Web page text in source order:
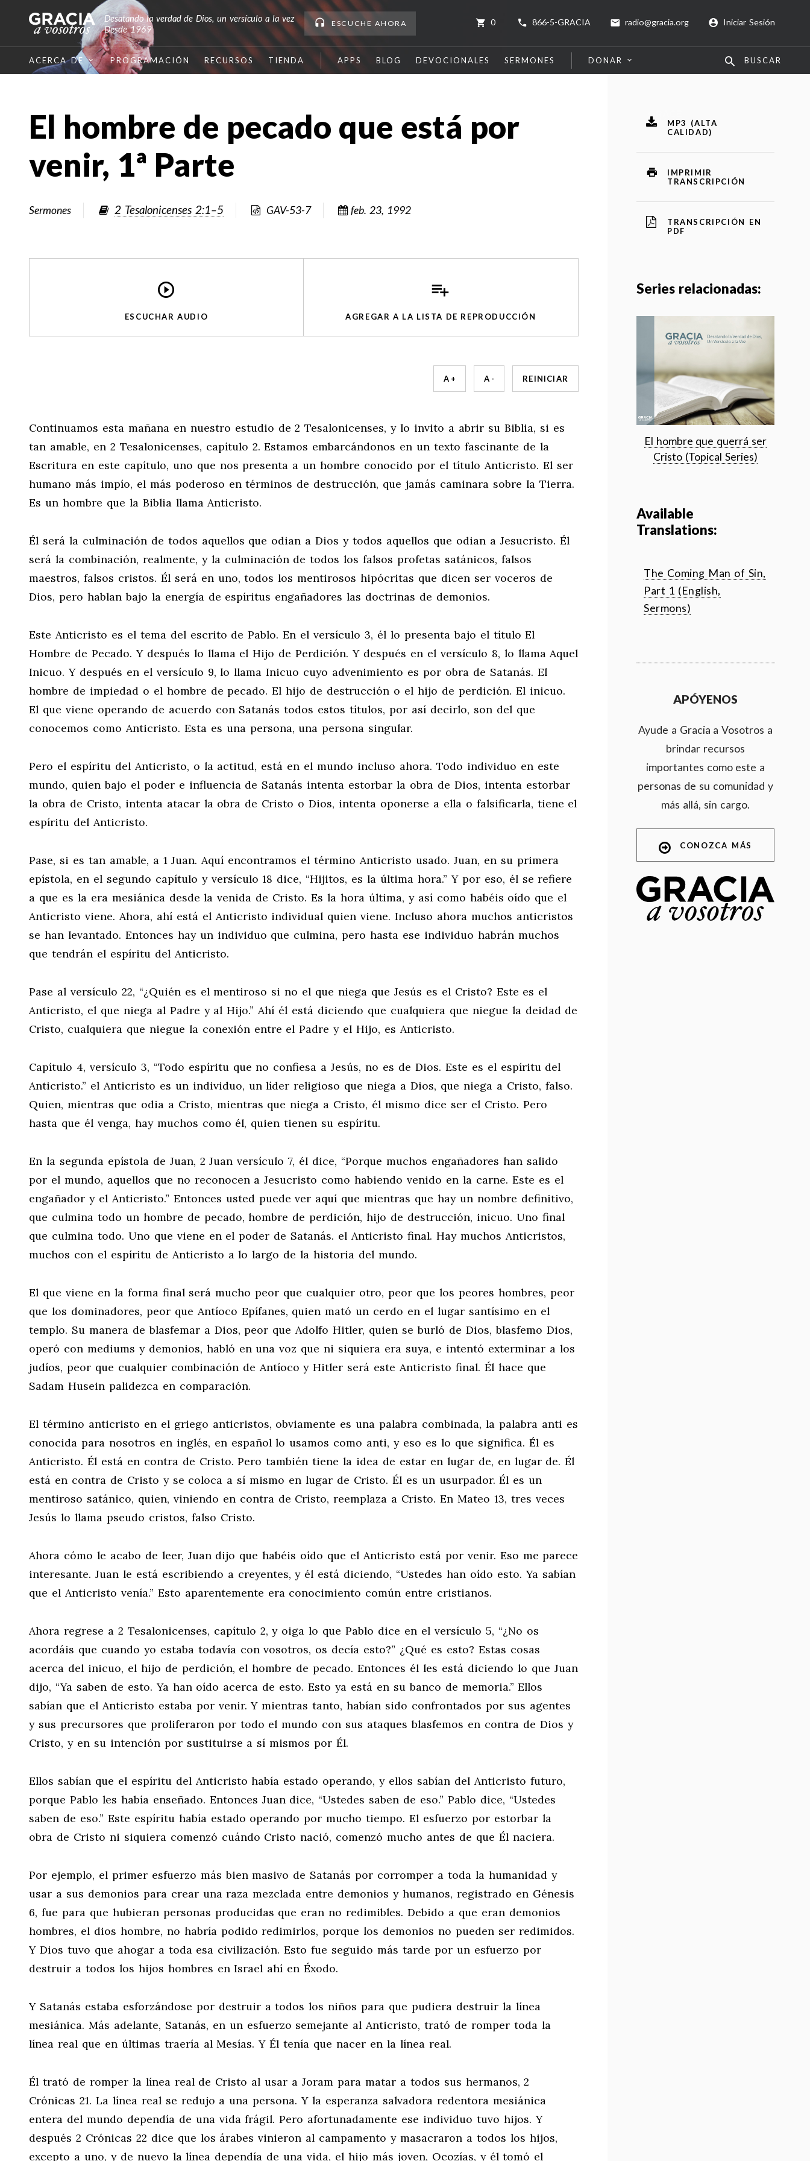
Desatando la verdad de Dios, un versículo a la vez
Desde 1969
ESCUCHE AHORA 866-5-GRACIA radio@gracia.org Iniciar Sesión
0
ACERCA DE PROGRAMACIÓN RECURSOS TIENDA APPS BLOG DEVOCIONALES SERMONES DONAR BUSCAR
El hombre de pecado que está por
venir, 1ª Parte
Sermones 2 Tesalonicenses 2:1–5 GAV-53-7 feb. 23, 1992
ESCUCHAR AUDIO AGREGAR A LA LISTA DE REPRODUCCIÓN
A + A - REINICIAR
Continuamos esta mañana en nuestro estudio de 2 Tesalonicenses, y lo invito a abrir su Biblia, si es
tan amable, en 2 Tesalonicenses, capítulo 2. Estamos embarcándonos en un texto fascinante de la
Escritura en este capítulo, uno que nos presenta a un hombre conocido por el título Anticristo. El ser
humano más impío, el más poderoso en términos de destrucción, que jamás caminara sobre la Tierra.
Es un hombre que la Biblia llama Anticristo.
Él será la culminación de todos aquellos que odian a Dios y todos aquellos que odian a Jesucristo. Él
será la combinación, realmente, y la culminación de todos los falsos profetas satánicos, falsos
maestros, falsos cristos. Él será en uno, todos los mentirosos hipócritas que dicen ser voceros de
Dios, pero hablan bajo la energía de espíritus engañadores las doctrinas de demonios.
Este Anticristo es el tema del escrito de Pablo. En el versículo 3, él lo presenta bajo el título El
Hombre de Pecado. Y después lo llama el Hijo de Perdición. Y después en el versículo 8, lo llama Aquel
Inicuo. Y después en el versículo 9, lo llama Inicuo cuyo advenimiento es por obra de Satanás. El
hombre de impiedad o el hombre de pecado. El hijo de destrucción o el hijo de perdición. El inicuo.
El que viene operando de acuerdo con Satanás todos estos títulos, por así decirlo, son del que
conocemos como Anticristo. Esta es una persona, una persona singular.
Pero el espíritu del Anticristo, o la actitud, está en el mundo incluso ahora. Todo individuo en este
mundo, quien bajo el poder e influencia de Satanás intenta estorbar la obra de Dios, intenta estorbar
la obra de Cristo, intenta atacar la obra de Cristo o Dios, intenta oponerse a ella o falsificarla, tiene el
espíritu del Anticristo.
Pase, si es tan amable, a 1 Juan. Aquí encontramos el término Anticristo usado. Juan, en su primera
epístola, en el segundo capítulo y versículo 18 dice, “Hijitos, es la última hora.” Y por eso, él se refiere
a que es la era mesiánica desde la venida de Cristo. Es la hora última, y así como habéis oído que el
Anticristo viene. Ahora, ahí está el Anticristo individual quien viene. Incluso ahora muchos anticristos
se han levantado. Entonces hay un individuo que culmina, pero hasta ese individuo habrán muchos
que tendrán el espíritu del Anticristo.
Pase al versículo 22, “¿Quién es el mentiroso si no el que niega que Jesús es el Cristo? Este es el
Anticristo, el que niega al Padre y al Hijo.” Ahí él está diciendo que cualquiera que niegue la deidad de
Cristo, cualquiera que niegue la conexión entre el Padre y el Hijo, es Anticristo.
Capítulo 4, versículo 3, “Todo espíritu que no confiesa a Jesús, no es de Dios. Este es el espíritu del
Anticristo.” el Anticristo es un individuo, un líder religioso que niega a Dios, que niega a Cristo, falso.
Quien, mientras que odia a Cristo, mientras que niega a Cristo, él mismo dice ser el Cristo. Pero
hasta que él venga, hay muchos como él, quien tienen su espíritu.
En la segunda epístola de Juan, 2 Juan versículo 7, él dice, “Porque muchos engañadores han salido
por el mundo, aquellos que no reconocen a Jesucristo como habiendo venido en la carne. Este es el
engañador y el Anticristo.” Entonces usted puede ver aquí que mientras que hay un nombre definitivo,
que culmina todo un hombre de pecado, hombre de perdición, hijo de destrucción, inicuo. Uno final
que culmina todo. Uno que viene en el poder de Satanás. el Anticristo final. Hay muchos Anticristos,
muchos con el espíritu de Anticristo a lo largo de la historia del mundo.
El que viene en la forma final será mucho peor que cualquier otro, peor que los peores hombres, peor
que los dominadores, peor que Antíoco Epífanes, quien mató un cerdo en el lugar santísimo en el
templo. Su manera de blasfemar a Dios, peor que Adolfo Hitler, quien se burló de Dios, blasfemo Dios,
operó con mediums y demonios, habló en una voz que ni siquiera era suya, e intentó exterminar a los
judíos, peor que cualquier combinación de Antíoco y Hitler será este Anticristo final. Él hace que
Sadam Husein palidezca en comparación.
El término anticristo en el griego anticristos, obviamente es una palabra combinada, la palabra anti es
conocida para nosotros en inglés, en español lo usamos como anti, y eso es lo que significa. Él es
Anticristo. Él está en contra de Cristo. Pero también tiene la idea de estar en lugar de, en lugar de. Él
está en contra de Cristo y se coloca a sí mismo en lugar de Cristo. Él es un usurpador. Él es un
mentiroso satánico, quien, viniendo en contra de Cristo, reemplaza a Cristo. En Mateo 13, tres veces
Jesús lo llama pseudo cristos, falso Cristo.
Ahora cómo le acabo de leer, Juan dijo que habéis oído que el Anticristo está por venir. Eso me parece
interesante. Juan le está escribiendo a creyentes, y él está diciendo, “Ustedes han oído esto. Ya sabían
que el Anticristo venía.” Esto aparentemente era conocimiento común entre cristianos.
Ahora regrese a 2 Tesalonicenses, capítulo 2, y oiga lo que Pablo dice en el versículo 5, “¿No os
acordáis que cuando yo estaba todavía con vosotros, os decía esto?” ¿Qué es esto? Estas cosas
acerca del inicuo, el hijo de perdición, el hombre de pecado. Entonces él les está diciendo lo que Juan
dijo, “Ya saben de esto. Ya han oído acerca de esto. Esto ya está en su banco de memoria.” Ellos
sabían que el Anticristo estaba por venir. Y mientras tanto, habían sido confrontados por sus agentes
y sus precursores que proliferaron por todo el mundo con sus ataques blasfemos en contra de Dios y
Cristo, y en su intención por sustituirse a sí mismos por Él.
Ellos sabían que el espíritu del Anticristo había estado operando, y ellos sabían del Anticristo futuro,
porque Pablo les había enseñado. Entonces Juan dice, “Ustedes saben de eso.” Pablo dice, “Ustedes
saben de eso.” Este espíritu había estado operando por mucho tiempo. El esfuerzo por estorbar la
obra de Cristo ni siquiera comenzó cuándo Cristo nació, comenzó mucho antes de que Él naciera.
Por ejemplo, el primer esfuerzo más bien masivo de Satanás por corromper a toda la humanidad y
usar a sus demonios para crear una raza mezclada entre demonios y humanos, registrado en Génesis
6, fue para que hubieran personas producidas que eran no redimibles. Debido a que eran demonios
hombres, el dios hombre, no habría podido redimirlos, porque los demonios no pueden ser redimidos.
Y Dios tuvo que ahogar a toda esa civilización. Esto fue seguido más tarde por un esfuerzo por
destruir a todos los hijos hombres en Israel ahí en Éxodo.
Y Satanás estaba esforzándose por destruir a todos los niños para que pudiera destruir la línea
mesiánica. Más adelante, Satanás, en un esfuerzo semejante al Anticristo, trató de romper toda la
línea real que en últimas traería al Mesías. Y Él tenía que nacer en la línea real.
Él trató de romper la línea real de Cristo al usar a Joram para matar a todos sus hermanos, 2
Crónicas 21. La línea real se redujo a una persona. Y la esperanza salvadora redentora mesiánica
entera del mundo dependía de una vida frágil. Pero afortunadamente ese individuo tuvo hijos. Y
después 2 Crónicas 22 dice que los árabes vinieron al campamento y masacraron a todos los hijos,
excepto a uno, y de nuevo la línea dependía de una vida, el hijo más joven, Ocozías, y él tomó el
MP3 (ALTA
CALIDAD)
IMPRIMIR
TRANSCRIPCIÓN
TRANSCRIPCIÓN EN
PDF
Series relacionadas:
El hombre que querrá ser
Cristo (Topical Series)
Available
Translations:
The Coming Man of Sin,
Part 1 (English,
Sermons)
APÓYENOS
Ayude a Gracia a Vosotros a
brindar recursos
importantes como este a
personas de su comunidad y
más allá, sin cargo.
CONOZCA MÁS